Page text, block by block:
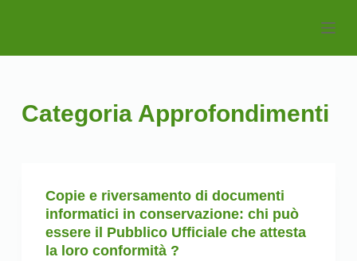
i
oCategoriaApprofondimenti
Copie e riversamento di documenti
informatici in conservazione: chi può
essere il Pubblico Ufficiale che attesta
la loro conformità ?